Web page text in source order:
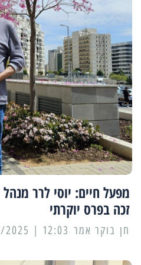
מפעל חיים: יוסי לרר
זכה בפרס יוקרתי
12:03 | 31/03/2025